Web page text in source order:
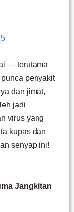
— terutama
penyakit
dan jimat,
jadi
virus yang
kupas dan
senyap ini!
Jangkitan